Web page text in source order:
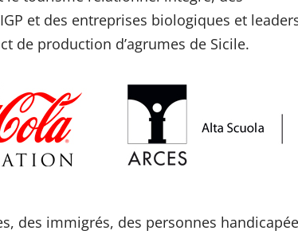
et des entreprises biologiques et
de production d’agrumes de Sicile.
des immigrés, des personnes